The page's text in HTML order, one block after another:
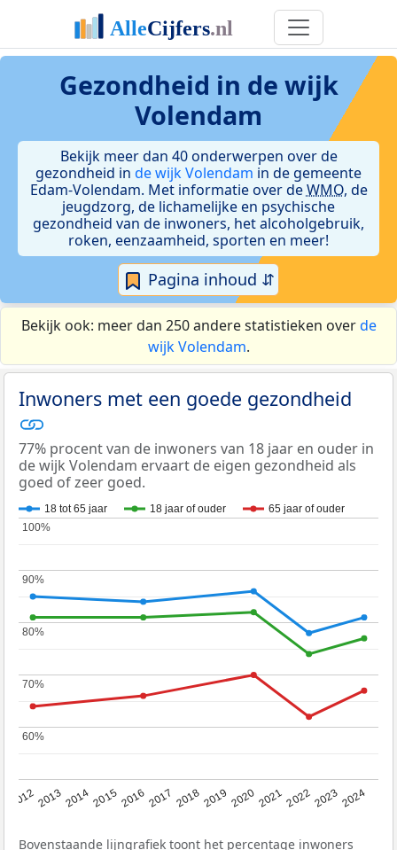
Gezondheid in de wijk
Volendam
Bekijk meer dan 40 onderwerpen over de
gezondheid in de wijk Volendam in de gemeente
Edam-Volendam. Met informatie over deWMO, de
jeugdzorg, de lichamelijke en psychische
gezondheid van de inwoners, het alcoholgebruik,
roken, eenzaamheid, sporten en meer!
Pagina inhoud ⇵
Bekijk ook: meer dan 250 andere statistieken overde
wijk Volendam.
Inwoners met een goede gezondheid
77% procent van de inwoners van 18 jaar en ouder in
de wijk Volendam ervaart de eigen gezondheid als
goed of zeer goed.
18 tot 65 jaar 18 jaar of ouder 65 jaar of ouder
201220132014201520162017 20182019 20202021202220232024
60%
60%
70%
70%
80%
80%
90%
90%
100%
100%
Bovenstaande lijngrafiek toont het percentage inwoners